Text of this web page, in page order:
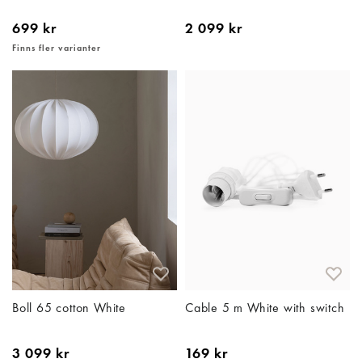
699 kr
Finns fler varianter
2 099 kr
Boll 65 cotton White
3 099 kr
Cable 5 m White with switch
169 kr